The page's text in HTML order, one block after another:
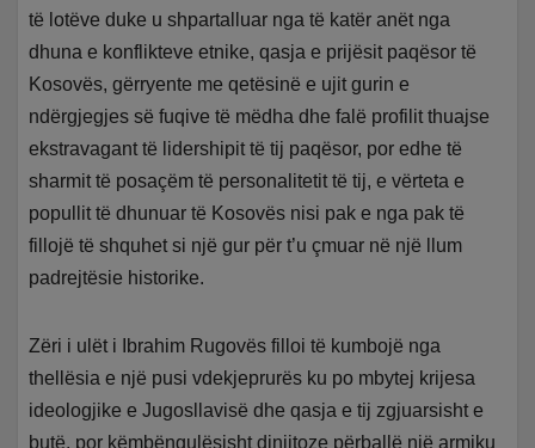
të lotëve duke u shpartalluar nga të katër anët nga
dhuna e konflikteve etnike, qasja e prijësit paqësor të
Kosovës, gërryente me qetësinë e ujit gurin e
ndërgjegjes së fuqive të mëdha dhe falë profilit thuajse
ekstravagant të lidershipit të tij paqësor, por edhe të
sharmit të posaçëm të personalitetit të tij, e vërteta e
popullit të dhunuar të Kosovës nisi pak e nga pak të
fillojë të shquhet si një gur për t’u çmuar në një llum
padrejtësie historike.
Zëri i ulët i Ibrahim Rugovës filloi të kumbojë nga
thellësia e një pusi vdekjeprurës ku po mbytej krijesa
ideologjike e Jugosllavisë dhe qasja e tij zgjuarsisht e
butë, por këmbëngulësisht dinjitoze përballë një armiku